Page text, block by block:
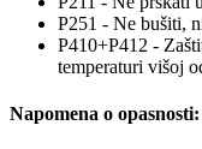
P251 - Ne bušiti,
P410+P412 -
temperaturi višoj
Napomena o opasnosti: